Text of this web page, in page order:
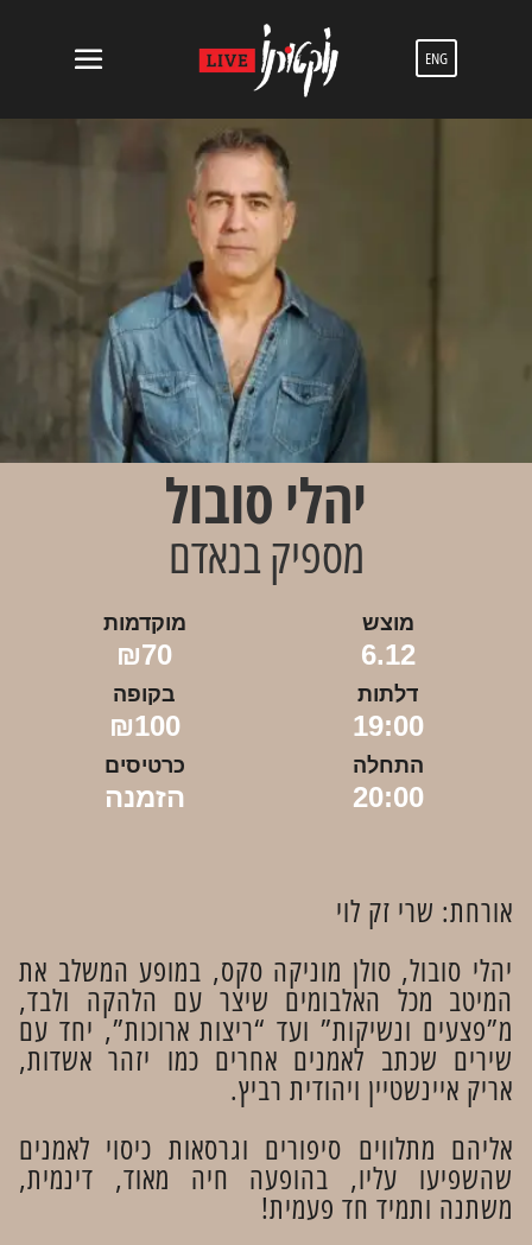
ENG
יהלי סובול
מספיק בנאדם
מוצש
6.12
מוקדמות
₪70
דלתות
19:00
בקופה
₪100
התחלה
20:00
כרטיסים
הזמנה
אורחת: שרי זק לוי
יהלי סובול, סולן מוניקה סקס, במופע המשלב את
המיטב מכל האלבומים שיצר עם הלהקה ולבד,
מ”פצעים ונשיקות” ועד “ריצות ארוכות”, יחד עם
שירים שכתב לאמנים אחרים כמו יזהר אשדות,
אריק איינשטיין ויהודית רביץ.
אליהם מתלווים סיפורים וגרסאות כיסוי לאמנים
שהשפיעו עליו, בהופעה חיה מאוד, דינמית,
משתנה ותמיד חד פעמית!